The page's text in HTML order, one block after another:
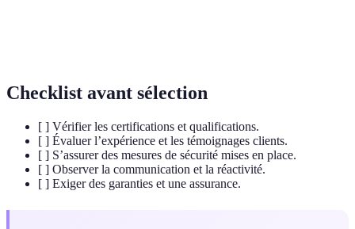
Checklist avant sélection
[ ] Vérifier les certifications et qualifications.
[ ] Évaluer l’expérience et les témoignages clients.
[ ] S’assurer des mesures de sécurité mises en place.
[ ] Observer la communication et la réactivité.
[ ] Exiger des garanties et une assurance.